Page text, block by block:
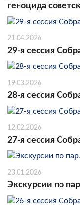
геноцида
21.04.2026
29-я сессия
19.03.2026
28-я сессия
12.02.2026
27-я сессия
23.01.2026
Экскурсии по